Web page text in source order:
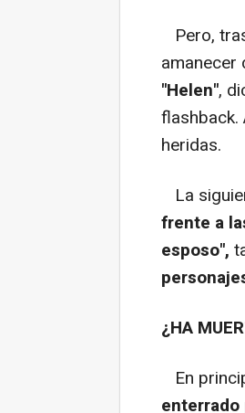
Pero,
amanecer
"Helen",
flashback.
heridas.
La
frente a
esposo",
¿HA
En
enterrado